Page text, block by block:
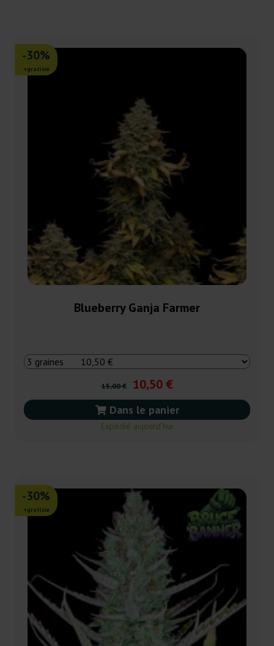
-30%
+gratisie
Blueberry Ganja Farmer
15,00 € 10,50 €
Dans le panier
Expédié aujourd’hui
-30%
+gratisie